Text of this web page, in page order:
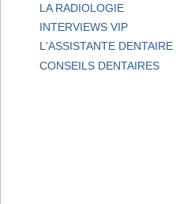
LA RADIOLOGIE
INTERVIEWS VIP
L'ASSISTANTE DENTAIRE
CONSEILS DENTAIRES